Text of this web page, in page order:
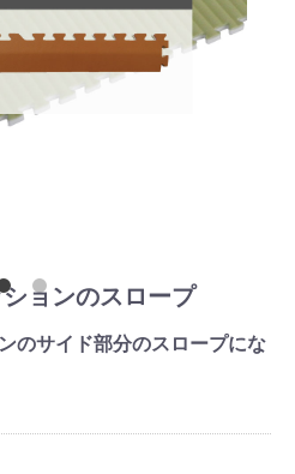
ョンのスロープ
のサイド部分のスロープにな